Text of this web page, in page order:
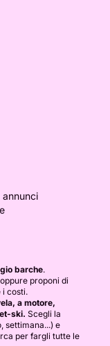
barche.
proponi di
i costi.
a motore,
ski. Scegli la
settimana...) e
per fargli tutte le